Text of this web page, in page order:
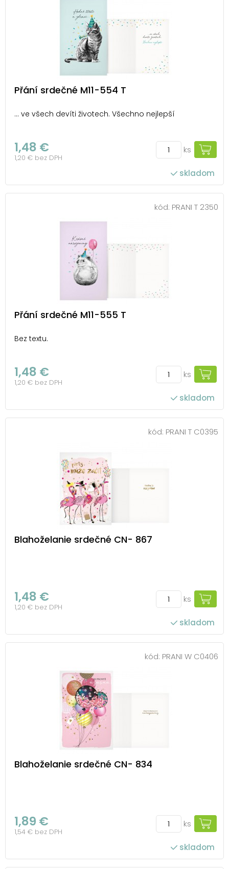
Přání srdečné M11-554 T
... ve všech devíti životech. Všechno nejlepší
1,48 €
1,20 € bez DPH
ks
skladom
kód: PRANI T 2350
Přání srdečné M11-555 T
Bez textu.
1,48 €
1,20 € bez DPH
ks
skladom
kód: PRANI T C0395
Blahoželanie srdečné CN- 867
1,48 €
1,20 € bez DPH
ks
skladom
kód: PRANI W C0406
Blahoželanie srdečné CN- 834
1,89 €
1,54 € bez DPH
ks
skladom